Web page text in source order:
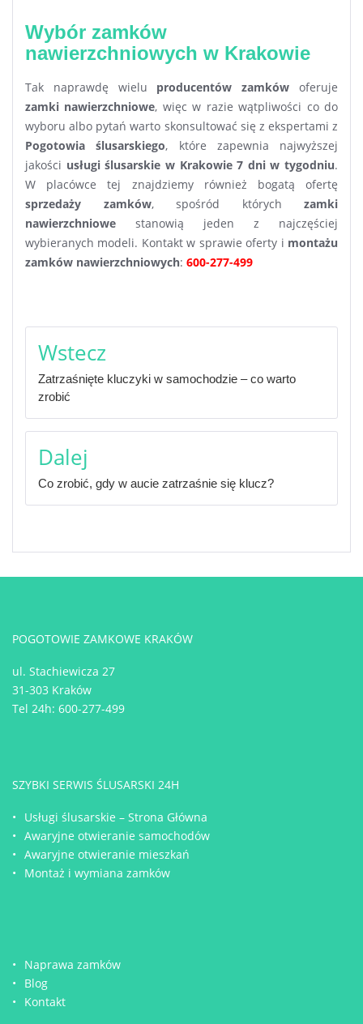
Wybór zamków
nawierzchniowych w Krakowie
Tak naprawdę wielu producentów zamków oferuje
zamki nawierzchniowe, więc w razie wątpliwości co do
wyboru albo pytań warto skonsultować się z ekspertami z
Pogotowia ślusarskiego, które zapewnia najwyższej
jakości usługi ślusarskie w Krakowie 7 dni w tygodniu.
W placówce tej znajdziemy również bogatą ofertę
sprzedaży zamków, spośród których zamki
nawierzchniowe stanowią jeden z najczęściej
wybieranych modeli. Kontakt w sprawie oferty i montażu
zamków nawierzchniowych: 600-277-499
wpisu
Wstecz
Zatrzaśnięte kluczyki w samochodzie – co warto
zrobić
Dalej
Co zrobić, gdy w aucie zatrzaśnie się klucz?
POGOTOWIE ZAMKOWE KRAKÓW
ul. Stachiewicza 27
31-303 Kraków
Tel 24h: 600-277-499
SZYBKI SERWIS ŚLUSARSKI 24H
Usługi ślusarskie – Strona Główna
Awaryjne otwieranie samochodów
Awaryjne otwieranie mieszkań
Montaż i wymiana zamków
Naprawa zamków
Blog
Kontakt